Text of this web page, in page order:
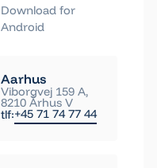
Download for
Android
Aarhus
Viborgvej 159 A,
8210 Århus V
tlf:+45 71 74 77 44